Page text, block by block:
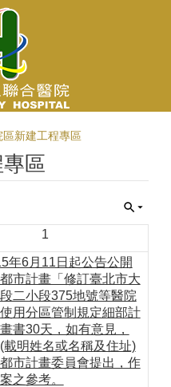
區新建工程專區
區
1
年6月11日起公告公開
市計畫「修訂臺北市大
二小段375地號等醫院
用分區管制規定細部計
書30天，如有意見，
載明姓名或名稱及住址)
市計畫委員會提出，作
之參考。